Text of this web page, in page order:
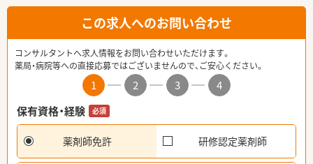
この求人へのお問い合わせ
コンサルタントへ求人情報をお問い合わせいただけます。
薬局・病院等への直接応募ではございませんので、ご安心ください。
1 2 3
4
保有資格・経験
必須
薬剤師免許 研修認定薬剤師